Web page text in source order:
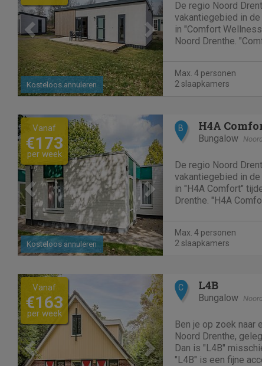
Kosteloos annuleren
De regio Noord
vakantiegebied in
in "Comfort
Noord Drenthe.
kunnen hier 4
Max. 4 personen
2 slaapkamers
Previous Next
Kosteloos annuleren
Vanaf
€173
per week
B H4A
Bungalow
De regio Noord
vakantiegebied in
in "H4A Comfort"
Drenthe. "H4A
slaapkamers. Hier
Max. 4 personen
2 slaapkamers
Previous Next
Vanaf
€163
per week
C L4B
Bungalow
Ben je op zoek naar
Noord Drenthe,
Dan is "L4B"
"L4B" is een fijne